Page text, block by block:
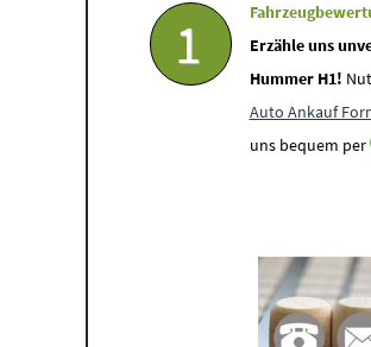
1
Erzähle uns
Hummer H1!
Auto Ankauf
uns bequem per